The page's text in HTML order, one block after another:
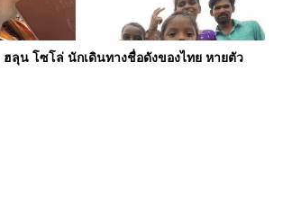
ฮลุน โซโล่ นักเดินทางชื่อดังของไทย หายตัว